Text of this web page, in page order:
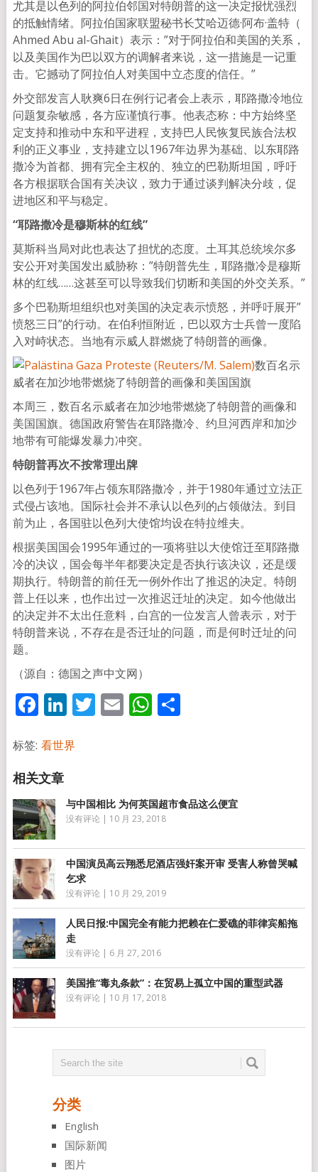
尤其是以色列的阿拉伯邻国对特朗普的这一决定报忧强烈
的抵触情绪。阿拉伯国家联盟秘书长艾哈迈德·阿布·盖特（
Ahmed Abu al-Ghait）表示：”对于阿拉伯和美国的关系，
以及美国作为巴以双方的调解者来说，这一措施是一记重
击。它撼动了阿拉伯人对美国中立态度的信任。”
外交部发言人耿爽6日在例行记者会上表示，耶路撒冷地位
问题复杂敏感，各方应谨慎行事。他表态称：中方始终坚
定支持和推动中东和平进程，支持巴人民恢复民族合法权
利的正义事业，支持建立以1967年边界为基础、以东耶路
撒冷为首都、拥有完全主权的、独立的巴勒斯坦国，呼吁
各方根据联合国有关决议，致力于通过谈判解决分歧，促
进地区和平与稳定。
“耶路撒冷是穆斯林的红线”
莫斯科当局对此也表达了担忧的态度。土耳其总统埃尔多
安公开对美国发出威胁称：”特朗普先生，耶路撒冷是穆斯
林的红线……这甚至可以导致我们切断和美国的外交关系。”
多个巴勒斯坦组织也对美国的决定表示愤怒，并呼吁展开”
愤怒三日”的行动。在伯利恒附近，巴以双方士兵曾一度陷
入对峙状态。当地有示威人群燃烧了特朗普的画像。
数百名示
威者在加沙地带燃烧了特朗普的画像和美国国旗
本周三，数百名示威者在加沙地带燃烧了特朗普的画像和
美国国旗。德国政府警告在耶路撒冷、约旦河西岸和加沙
地带有可能爆发暴力冲突。
特朗普再次不按常理出牌
以色列于1967年占领东耶路撒冷，并于1980年通过立法正
式侵占该地。国际社会并不承认以色列的占领做法。到目
前为止，各国驻以色列大使馆均设在特拉维夫。
根据美国国会1995年通过的一项将驻以大使馆迁至耶路撒
冷的决议，国会每半年都要决定是否执行该决议，还是缓
期执行。特朗普的前任无一例外作出了推迟的决定。特朗
普上任以来，也作出过一次推迟迁址的决定。如今他做出
的决定并不太出任意料，白宫的一位发言人曾表示，对于
特朗普来说，不存在是否迁址的问题，而是何时迁址的问
题。
（源自：德国之声中文网）
Facebook
LinkedIn
Twitter
EmailWhatsApp
分
标签: 看世界
与中国相比 为何英国超市食品这么便宜
没有评论 | 10 月 23, 2018
中国演员高云翔悉尼酒店强奸案开审 受害人称曾哭喊
乞求
没有评论 | 10 月 29, 2019
人民日报:中国完全有能力把赖在仁爱礁的菲律宾船拖
走
没有评论 | 6 月 27, 2016
美国推“毒丸条款”：在贸易上孤立中国的重型武器
没有评论 | 10 月 17, 2018
分类
English
国际新闻
图片